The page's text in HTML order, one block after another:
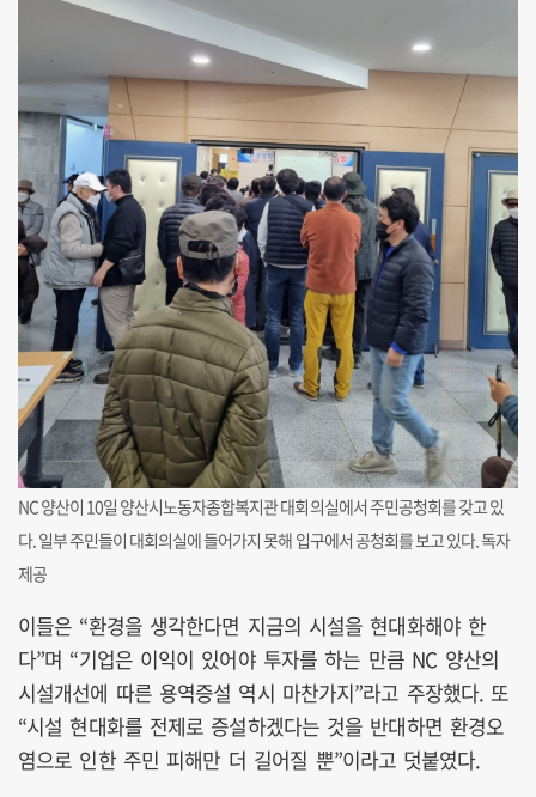
NC 양산이 10일 양산시노동자종합복지관 대회의실에서 주민공청회를 갖고 있
다. 일부 주민들이 대회의실에 들어가지 못해 입구에서 공청회를 보고 있다. 독자
제공
이들은 “환경을 생각한다면 지금의 시설을 현대화해야 한
다”며 “기업은 이익이 있어야 투자를 하는 만큼 NC 양산의
시설개선에 따른 용역증설 역시 마찬가지”라고 주장했다. 또
“시설 현대화를 전제로 증설하겠다는 것을 반대하면 환경오
염으로 인한 주민 피해만 더 길어질 뿐”이라고 덧붙였다.